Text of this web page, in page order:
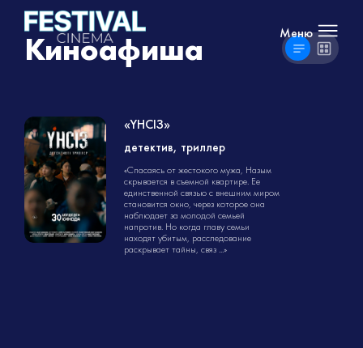
Меню
Киноафиша
детектив
1ч. 15мин.
18+
«ҮНСІЗ»
детектив, триллер
«Спасаясь от жестокого мужа, Назым
скрывается в съемной квартире. Ее
единственной связью с внешним миром
становится окно, через которое она
наблюдает за молодой семьей
напротив. Но когда главу семьи
находят убитым, расследование
раскрывает тайны, связ ...»